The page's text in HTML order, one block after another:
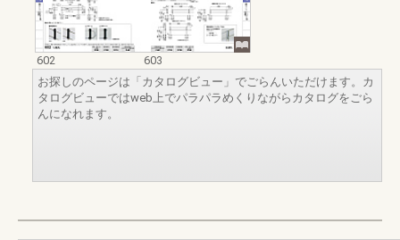
602
603
お探しのページは「カタログビュー」でごらんいただけます。カ
タログビューではweb上でパラパラめくりながらカタログをごら
んになれます。